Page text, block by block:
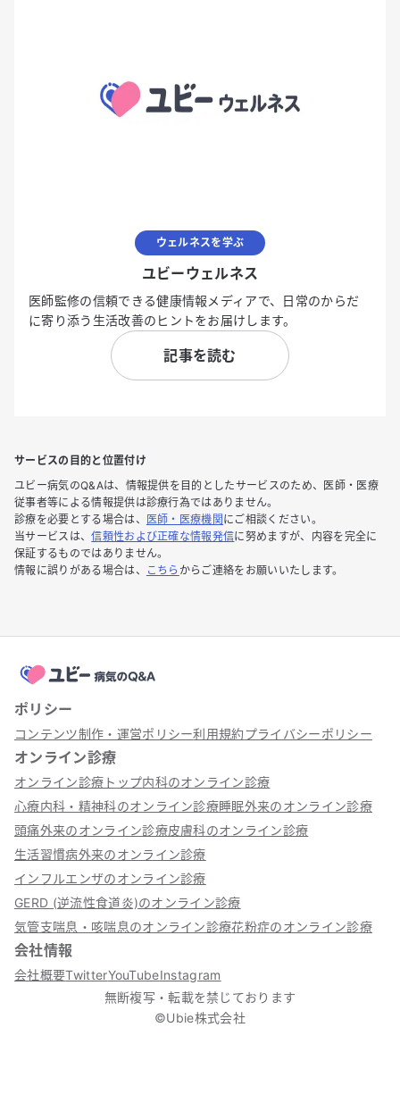
ウェルネスを学ぶ
ユビーウェルネス
医師監修の信頼できる健康情報メディアで、日常のからだ
に寄り添う生活改善のヒントをお届けします。
記事を読む
サービスの目的と位置付け
ユビー病気のQ&Aは、情報提供を目的としたサービスのため、医師・医療
従事者等による情報提供は診療行為ではありません。
診療を必要とする場合は、
医師・医療機関 にご相談ください。
当サービスは、信頼性および正確な情報発信に努めますが、内容を完全に
保証するものではありません。
情報に誤りがある場合は、
こちら からご連絡をお願いいたします。
ポリシー
コンテンツ制作・運営ポリシー利用規約プライバシーポリシー
オンライン診療
オンライン診療トップ内科のオンライン診療
心療内科・精神科のオンライン診療睡眠外来のオンライン診療
頭痛外来のオンライン診療皮膚科のオンライン診療
生活習慣病外来のオンライン診療
インフルエンザのオンライン診療
GERD (逆流性食道炎)のオンライン診療
気管支喘息・咳喘息のオンライン診療花粉症のオンライン診療
会社情報
会社概要TwitterYouTubeInstagram
無断複写・転載を禁じております
©Ubie株式会社